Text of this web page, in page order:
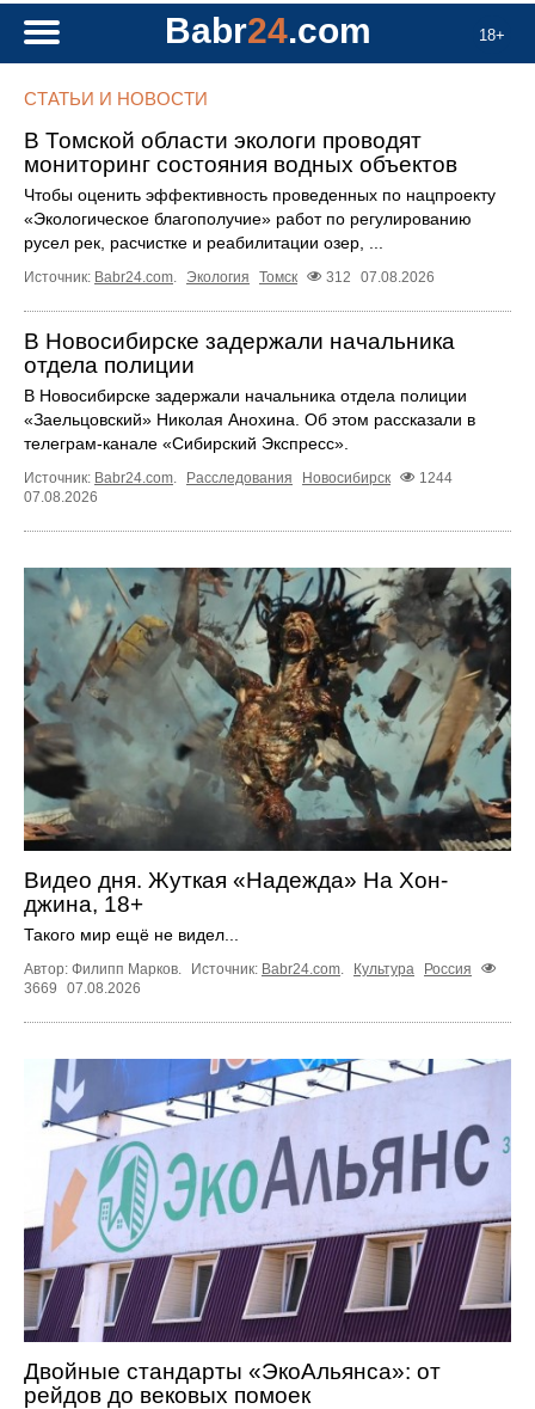
18+
Babr24.com
СТАТЬИ И НОВОСТИ
В Томской области экологи проводят
мониторинг состояния водных объектов
Чтобы оценить эффективность проведенных по нацпроекту
«Экологическое благополучие» работ по регулированию
русел рек, расчистке и реабилитации озер, ...
Источник: Babr24.com. Экология Томск 312 07.08.2026
В Новосибирске задержали начальника
отдела полиции
В Новосибирске задержали начальника отдела полиции
«Заельцовский» Николая Анохина. Об этом рассказали в
телеграм-канале «Сибирский Экспресс».
Источник: Babr24.com. Расследования Новосибирск
1244
07.08.2026
Видео дня. Жуткая «Надежда» На Хон-
джина, 18+
Такого мир ещё не видел...
Автор: Филипп Марков. Источник: Babr24.com. Культура
Россия
3669
07.08.2026
Двойные стандарты «ЭкоАльянса»: от
рейдов до вековых помоек